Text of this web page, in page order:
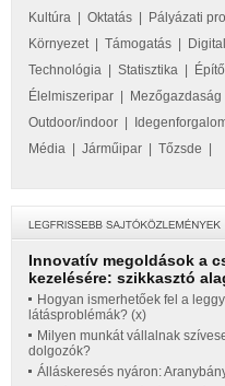
Kultúra
Oktatás Pályázati
Környezet| Támogatás
Technológia
Statisztika
Élelmiszeripar
Mezőgazdaság
Outdoor/indoor
Média
Járműipar Tőzsde
Innovatív megoldások a
kezelésére: szikkasztó
Hogyan ismerhetőek fel a
látásproblémák? (x)
Milyen munkát vállalnak
dolgozók?
Álláskeresés nyáron: